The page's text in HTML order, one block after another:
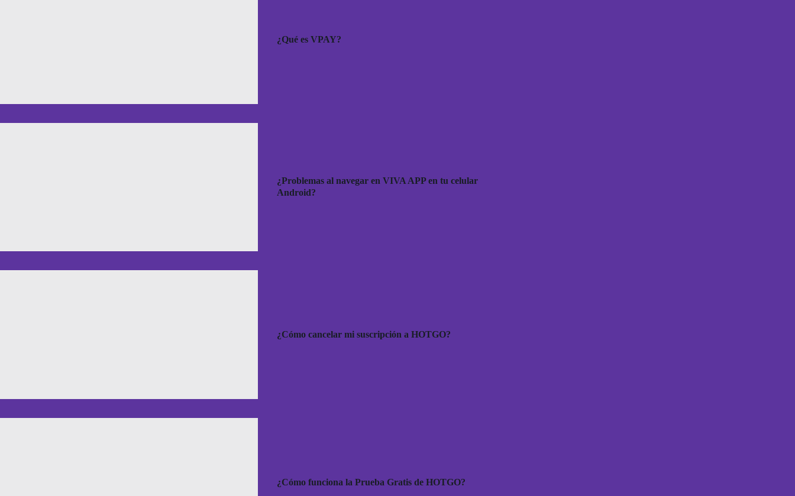
¿Qué es VPAY?
¿Problemas al navegar en VIVA APP en tu celular
Android?
¿Cómo cancelar mi suscripción a HOTGO?
¿Cómo funciona la Prueba Gratis de HOTGO?